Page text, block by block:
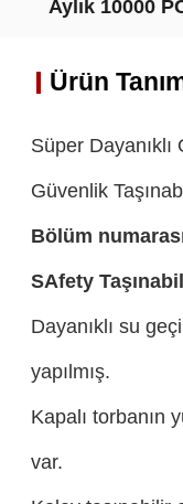
Aylık 10000
Ürün
Süper
Güvenlik
Bölüm
SAfety
Dayanıklı su
yapılmış.
Kapalı torbanın
var.